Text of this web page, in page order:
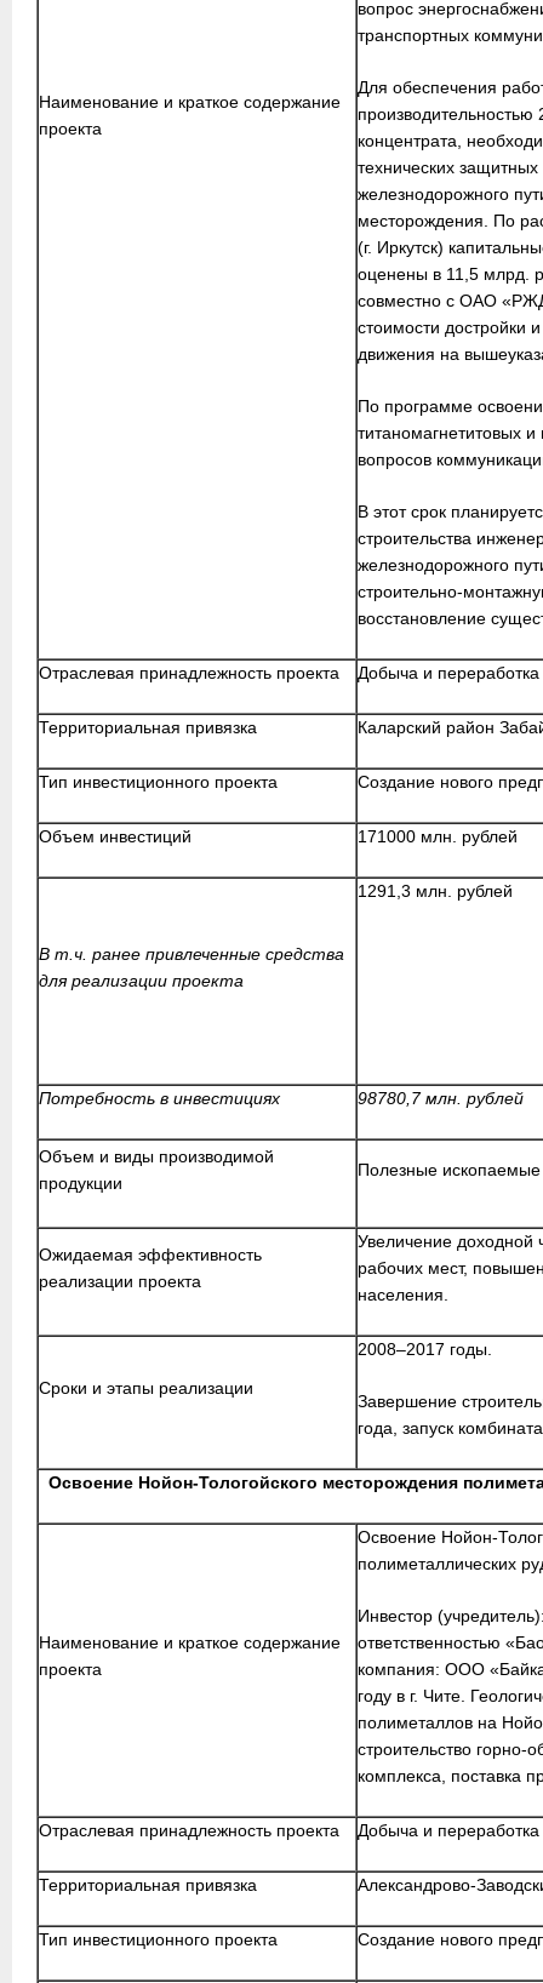
Наименование и краткое содержание
проекта
вопрос
транспортных
Для обеспечения
концентрата,
технических
железнодорожного
месторождения. По
(г. Иркутск)
оценены в 11,5 млрд.
совместно с ОАО
стоимости достройки
движения на
По программе
титаномагнетитовых
вопросов
В этот срок
строительства
железнодорожного
строительно-
восстановление
Отраслевая принадлежность проекта Добыча и
Территориальная привязка Каларский район
Тип инвестиционного проекта Создание нового
Объем инвестиций 171000 млн. рублей
В т.ч. ранее привлеченные средства
для реализации проекта
1291,3 млн. рублей
Потребность в инвестициях 98780,7 млн. рублей
Объем и виды производимой
продукции
Полезные ископаемые
Ожидаемая эффективность
реализации проекта
Увеличение доходной
рабочих мест,
населения.
Сроки и этапы реализации
2008–2017 годы.
Завершение
года, запуск
Освоение Нойон-Тологойского месторождения
Наименование и краткое содержание
проекта
Освоение Нойон-
полиметаллических
Инвестор
ответственностью
компания: ООО
году в г. Чите.
полиметаллов на
строительство горно-
комплекса, поставка
Отраслевая принадлежность проекта Добыча и
Территориальная привязка Александрово-
Тип инвестиционного проекта Создание нового